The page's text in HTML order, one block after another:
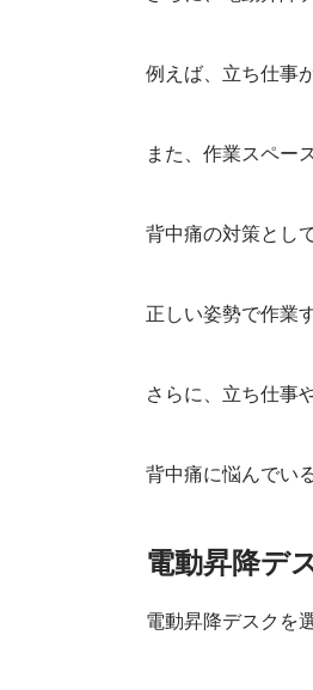
例えば、立ち仕事
また、作業スペー
背中痛の対策とし
正しい姿勢で作業
さらに、立ち仕事
背中痛に悩んでい
電動昇降デ
電動昇降デスクを